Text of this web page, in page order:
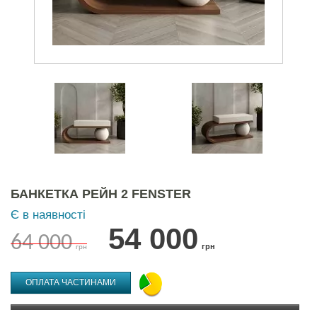
БАНКЕТКА РЕЙН 2 FENSTER
Є в наявності
64 000 грн 54 000 грн
ОПЛАТА ЧАСТИНАМИ